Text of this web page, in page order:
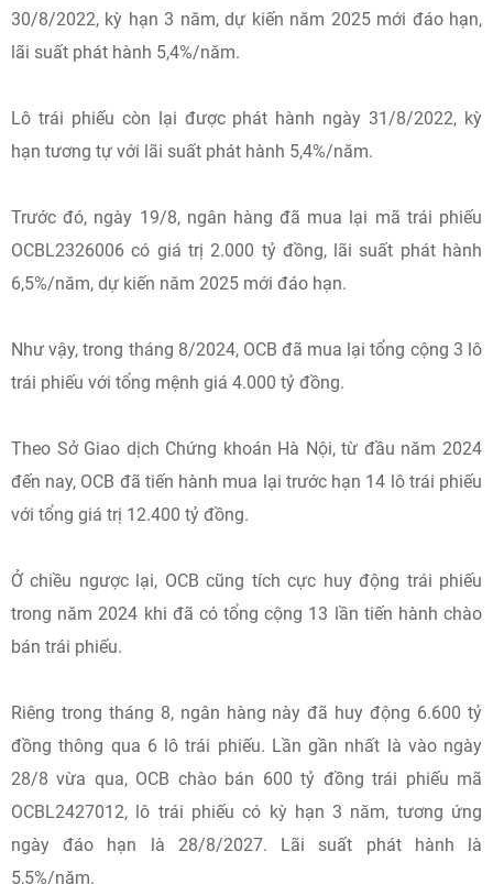
30/8/2022, kỳ hạn 3 năm, dự kiến năm 2025 mới đáo hạn,
lãi suất phát hành 5,4%/năm.
Lô trái phiếu còn lại được phát hành ngày 31/8/2022, kỳ
hạn tương tự với lãi suất phát hành 5,4%/năm.
Trước đó, ngày 19/8, ngân hàng đã mua lại mã trái phiếu
OCBL2326006 có giá trị 2.000 tỷ đồng, lãi suất phát hành
6,5%/năm, dự kiến năm 2025 mới đáo hạn.
Như vậy, trong tháng 8/2024, OCB đã mua lại tổng cộng 3 lô
trái phiếu với tổng mệnh giá 4.000 tỷ đồng.
Theo Sở Giao dịch Chứng khoán Hà Nội, từ đầu năm 2024
đến nay, OCB đã tiến hành mua lại trước hạn 14 lô trái phiếu
với tổng giá trị 12.400 tỷ đồng.
Ở chiều ngược lại, OCB cũng tích cực huy động trái phiếu
trong năm 2024 khi đã có tổng cộng 13 lần tiến hành chào
bán trái phiếu.
Riêng trong tháng 8, ngân hàng này đã huy động 6.600 tỷ
đồng thông qua 6 lô trái phiếu. Lần gần nhất là vào ngày
28/8 vừa qua, OCB chào bán 600 tỷ đồng trái phiếu mã
OCBL2427012, lô trái phiếu có kỳ hạn 3 năm, tương ứng
ngày đáo hạn là 28/8/2027. Lãi suất phát hành là
5,5%/năm.